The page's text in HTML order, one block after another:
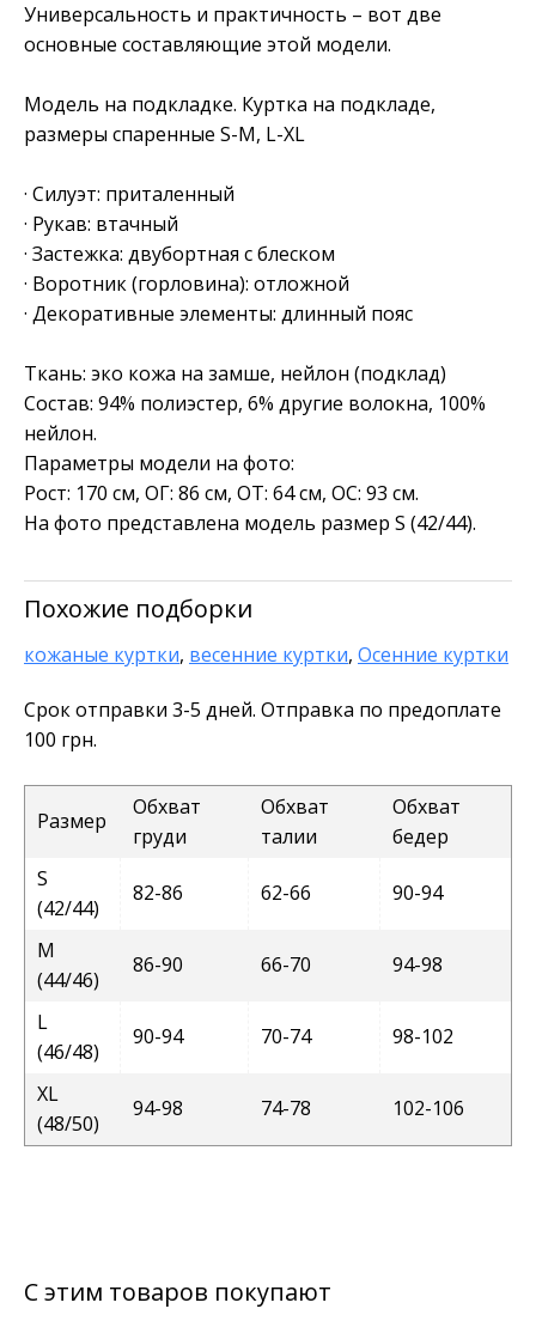
Универсальность и практичность – вот две
основные составляющие этой модели.
Модель на подкладке. Куртка на подкладе,
размеры спаренные S-M, L-XL
· Силуэт: приталенный
· Рукав: втачный
· Застежка: двубортная с блеском
· Воротник (горловина): отложной
· Декоративные элементы: длинный пояс
Ткань: эко кожа на замше, нейлон (подклад)
Состав: 94% полиэстер, 6% другие волокна, 100%
нейлон.
Параметры модели на фото:
Рост: 170 см, ОГ: 86 см, ОТ: 64 см, ОС: 93 см.
На фото представлена модель размер S (42/44).
Похожие подборки
кожаные куртки, весенние куртки, Осенние куртки
Срок отправки 3-5 дней. Отправка по предоплате
100 грн.
Размер
Обхват
груди
Обхват
талии
Обхват
бедер
S
(42/44)
82-86 62-66 90-94
M
(44/46)
86-90 66-70 94-98
L
(46/48)
90-94 70-74 98-102
XL
(48/50)
94-98 74-78 102-106
С этим товаров покупают